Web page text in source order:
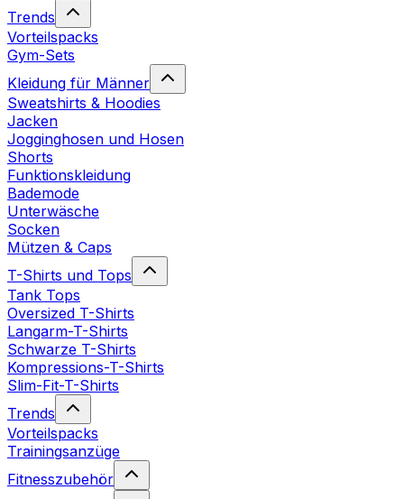
Trends
Vorteilspacks
Gym-Sets
Kleidung für Männer
Sweatshirts & Hoodies
Jacken
Jogginghosen und Hosen
Shorts
Funktionskleidung
Bademode
Unterwäsche
Socken
Mützen & Caps
T-Shirts und Tops
Tank Tops
Oversized T-Shirts
Langarm-T-Shirts
Schwarze T-Shirts
Kompressions-T-Shirts
Slim-Fit-T-Shirts
Trends
Vorteilspacks
Trainingsanzüge
Fitnesszubehör